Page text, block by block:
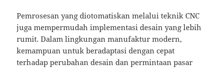
Pemrosesan yang diotomatiskan melalui teknik CNC
juga mempermudah implementasi desain yang lebih
rumit. Dalam lingkungan manufaktur modern,
kemampuan untuk beradaptasi dengan cepat
terhadap perubahan desain dan permintaan pasar